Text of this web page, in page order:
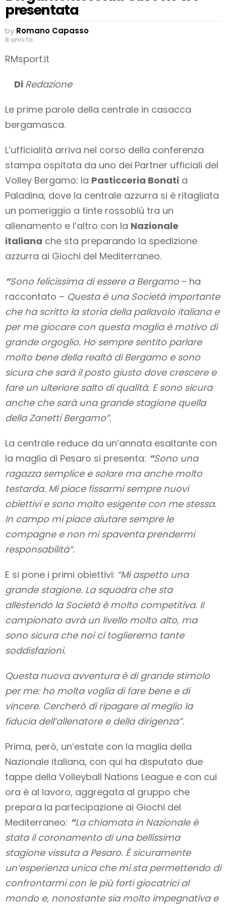
presentata
by Romano Capasso
8 anni fa
RMsport.it
Di Redazione
Le prime parole della centrale in casacca
bergamasca.
L’ufficialità arriva nel corso della conferenza
stampa ospitata da uno dei Partner ufficiali del
Volley Bergamo: la Pasticceria Bonati a
Paladina, dove la centrale azzurra si è ritagliata
un pomeriggio a tinte rossoblù tra un
allenamento e l’altro con la Nazionale
italiana che sta preparando la spedizione
azzurra ai Giochi del Mediterraneo.
“Sono felicissima di essere a Bergamo – ha
raccontato – Questa è una Società importante
che ha scritto la storia della pallavolo italiana e
per me giocare con questa maglia è motivo di
grande orgoglio. Ho sempre sentito parlare
molto bene della realtà di Bergamo e sono
sicura che sarà il posto giusto dove crescere e
fare un ulteriore salto di qualità. E sono sicura
anche che sarà una grande stagione quella
della Zanetti Bergamo”.
La centrale reduce da un’annata esaltante con
la maglia di Pesaro si presenta: “Sono una
ragazza semplice e solare ma anche molto
testarda. Mi piace fissarmi sempre nuovi
obiettivi e sono molto esigente con me stessa.
In campo mi piace aiutare sempre le
compagne e non mi spaventa prendermi
responsabilità”.
E si pone i primi obiettivi: “Mi aspetto una
grande stagione. La squadra che sta
allestendo la Società è molto competitiva. Il
campionato avrà un livello molto alto, ma
sono sicura che noi ci toglieremo tante
soddisfazioni.
Questa nuova avventura è di grande stimolo
per me: ho molta voglia di fare bene e di
vincere. Cercherò di ripagare al meglio la
fiducia dell’allenatore e della dirigenza”.
Prima, però, un’estate con la maglia della
Nazionale italiana, con qui ha disputato due
tappe della Volleyball Nations League e con cui
ora è al lavoro, aggregata al gruppo che
prepara la partecipazione ai Giochi del
Mediterraneo: “La chiamata in Nazionale è
stata il coronamento di una bellissima
stagione vissuta a Pesaro. È sicuramente
un’esperienza unica che mi sta permettendo di
confrontarmi con le più forti giocatrici al
mondo e, nonostante sia molto impegnativa e